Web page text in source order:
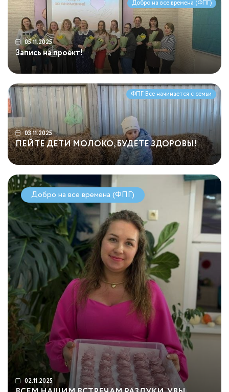
Добро на все времена (ФПГ)
05.11.2025
Запись на проект!
ФПГ Все начинается с семьи
03.11.2025
ПЕЙТЕ ДЕТИ МОЛОКО, БУДЕТЕ ЗДОРОВЫ!
Добро на все времена (ФПГ)
02.11.2025